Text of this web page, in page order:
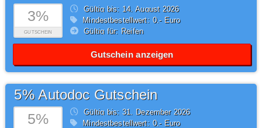
3%
GUTSCHEIN
Gültig bis: 14.August2026
Mindestbestellwert: 0,- Euro
Gültig für: Reifen
Gutschein anzeigen
5%
5% Autodoc Gutschein
Gültig bis: 31. Dezember2026
Mindestbestellwert: 0,- Euro